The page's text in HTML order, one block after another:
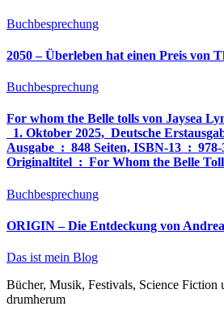
Buchbesprechung
2050 – Überleben hat einen Preis von
Buchbesprechung
For whom the Belle tolls von Jaysea
1. Oktober 2025, ‎ Deutsche
Ausgabe ‏ : ‎ 848 Seiten, ISBN-13 ‏ : ‎ 978-3764533694,
Originaltitel ‏ : ‎ For Whom the
Buchbesprechung
ORIGIN – Die Entdeckung von
Das ist mein Blog
Bücher, Musik, Festivals, Science Fiction
drumherum